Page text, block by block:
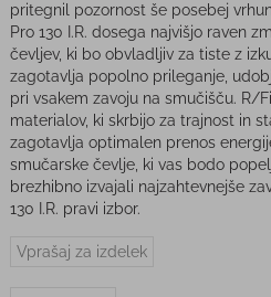
pritegnil pozornost še posebej
Pro 130 I.R. dosega najvišjo raven
čevljev, ki bo obvladljiv za tiste z
zagotavlja popolno prileganje,
pri vsakem zavoju na smučišču. R/
materialov, ki skrbijo za trajnost in
zagotavlja optimalen prenos
smučarske čevlje, ki vas bodo
brezhibno izvajali najzahtevnejše
130 I.R. pravi izbor.
Vprašaj za izdelek